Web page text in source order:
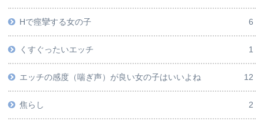
Hで痙攣する女の子 6
くすぐったいエッチ 1
エッチの感度（喘ぎ声）が良い女の子はいいよね 12
焦らし 2